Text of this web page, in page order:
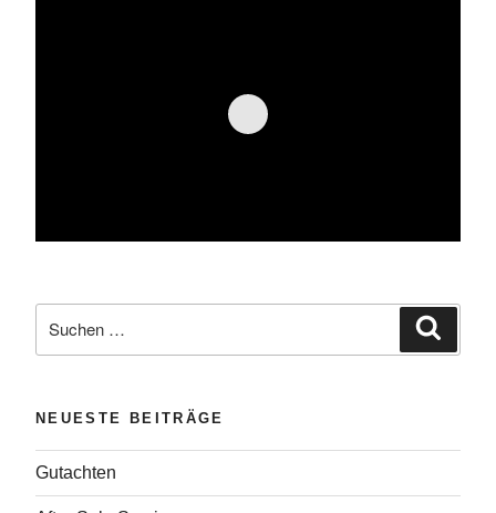
nach:
NEUESTE BEITRÄGE
Gutachten